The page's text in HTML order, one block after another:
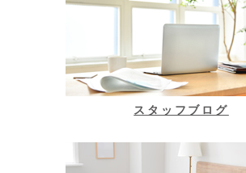
スタッフブログ